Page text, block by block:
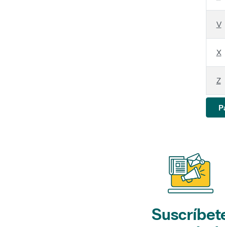
V
X
Z
a nuestros